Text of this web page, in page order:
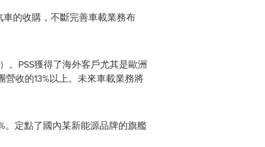
的收購，不斷完善車載業務布
。PSS獲得了海外客戶尤其是歐洲
收的13%以上。未來車載業務將
。定點了國內某新能源品牌的旗艦